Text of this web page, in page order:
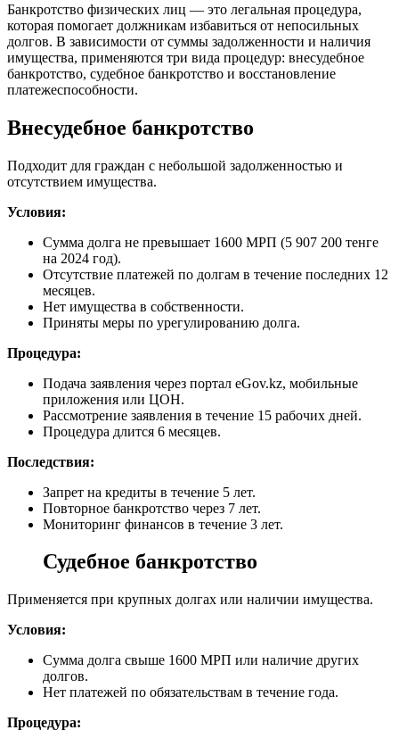
Банкротство физических лиц — это легальная процедура,
которая помогает должникам избавиться от непосильных
долгов. В зависимости от суммы задолженности и наличия
имущества, применяются три вида процедур: внесудебное
банкротство, судебное банкротство и восстановление
платежеспособности.
Внесудебное банкротство
Подходит для граждан с небольшой задолженностью и
отсутствием имущества.
Условия:
Сумма долга не превышает 1600 МРП (5 907 200 тенге
на 2024 год).
Отсутствие платежей по долгам в течение последних 12
месяцев.
Нет имущества в собственности.
Приняты меры по урегулированию долга.
Процедура:
Подача заявления через портал eGov.kz, мобильные
приложения или ЦОН.
Рассмотрение заявления в течение 15 рабочих дней.
Процедура длится 6 месяцев.
Последствия:
Запрет на кредиты в течение 5 лет.
Повторное банкротство через 7 лет.
Мониторинг финансов в течение 3 лет.
Судебное банкротство
Применяется при крупных долгах или наличии имущества.
Условия:
Сумма долга свыше 1600 МРП или наличие других
долгов.
Нет платежей по обязательствам в течение года.
Процедура: